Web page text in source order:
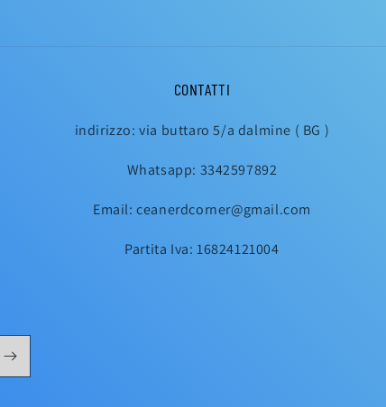
CONTATTI
indirizzo: via buttaro 5/a dalmine ( BG )
Whatsapp: 3342597892
Email: ceanerdcorner@gmail.com
Partita Iva: 16824121004